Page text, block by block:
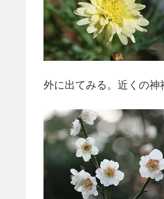
外に出てみる。近くの神